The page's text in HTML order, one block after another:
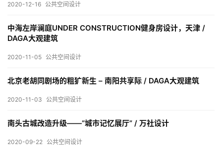
建
筑
计
室
设
2020-12-16 公共空间设计
中海左岸澜庭UNDER CONSTRUCTION健身房设计，天津 /
DAGA大观建筑
2020-11-05 公共空间设计
北京老胡同剧场的粗犷新生 – 南阳共享际 / DAGA大观建筑
2020-11-03 公共空间设计
南头古城改造升级——“城市记忆展厅” / 万社设计
2020-09-22 公共空间设计